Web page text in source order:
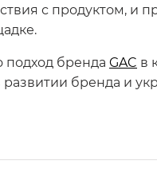
с продуктом, и
подход бренда GAC в
бренда и